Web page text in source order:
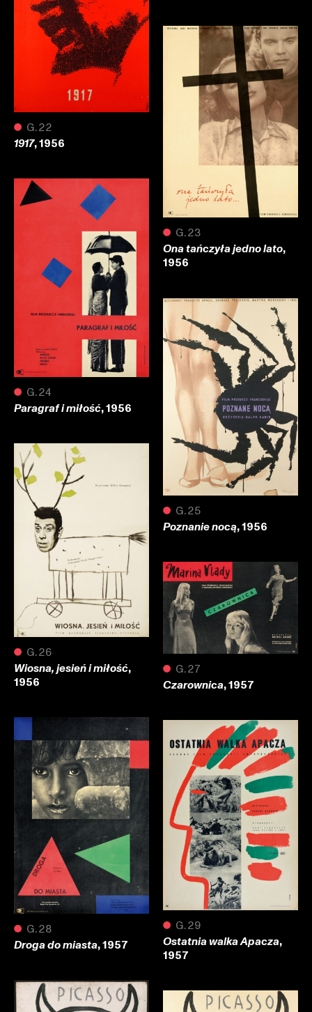
● G.22
1917, 1956
● G.23
Ona tańczyła jedno lato,
1956
● G.24
Paragraf i miłość, 1956
● G.25
Poznanie nocą, 1956
● G.26
Wiosna, jesień i miłość,
1956
● G.27
Czarownica, 1957
● G.28
Droga do miasta, 1957
● G.29
Ostatnia walka Apacza,
1957